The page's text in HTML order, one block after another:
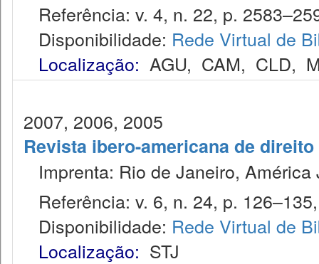
Referência: v. 4, n. 22, p.
Disponibilidade: Rede Virtual de
Localização: AGU, CAM, CLD,
2007, 2006, 2005
Revista ibero-americana de
Imprenta: Rio de Janeiro, América
Referência: v. 6, n. 24, p.
Disponibilidade: Rede Virtual de
Localização: STJ